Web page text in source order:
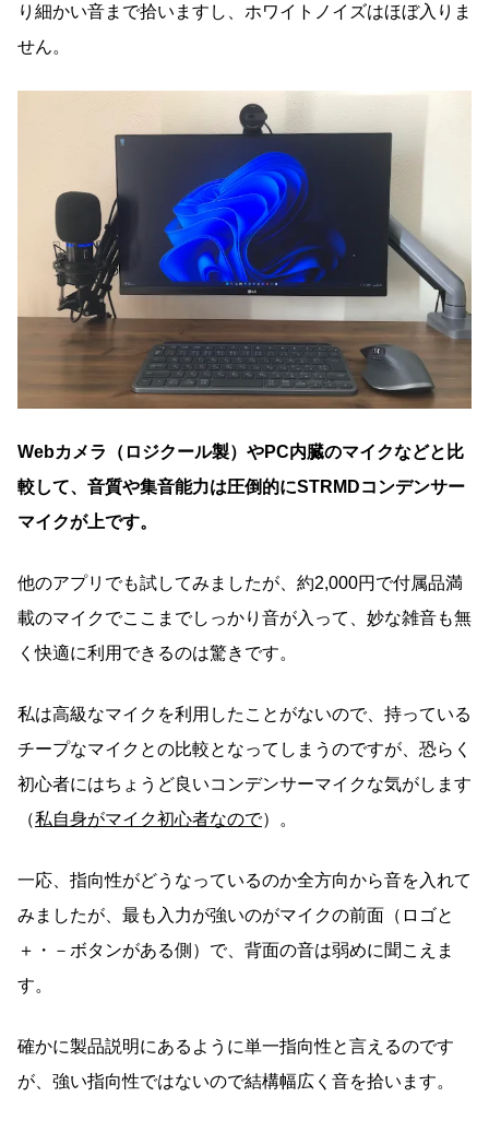
り細かい音まで拾いますし、ホワイトノイズはほぼ入りま
せん。
Webカメラ（ロジクール製）やPC内臓のマイクなどと比
較して、音質や集音能力は圧倒的にSTRMDコンデンサー
マイクが上です。
他のアプリでも試してみましたが、約2,000円で付属品満
載のマイクでここまでしっかり音が入って、妙な雑音も無
く快適に利用できるのは驚きです。
私は高級なマイクを利用したことがないので、持っている
チープなマイクとの比較となってしまうのですが、恐らく
初心者にはちょうど良いコンデンサーマイクな気がします
（私自身がマイク初心者なので）。
一応、指向性がどうなっているのか全方向から音を入れて
みましたが、最も入力が強いのがマイクの前面（ロゴと
＋・－ボタンがある側）で、背面の音は弱めに聞こえま
す。
確かに製品説明にあるように単一指向性と言えるのです
が、強い指向性ではないので結構幅広く音を拾います。